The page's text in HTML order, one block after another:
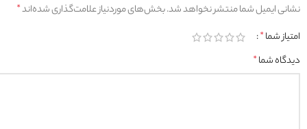
نشانی ایمیل شما منتشر نخواهد شد.بخش‌های موردنیاز علامت‌گذاری شده‌اند*
امتیاز شما*
دیدگاه شما*